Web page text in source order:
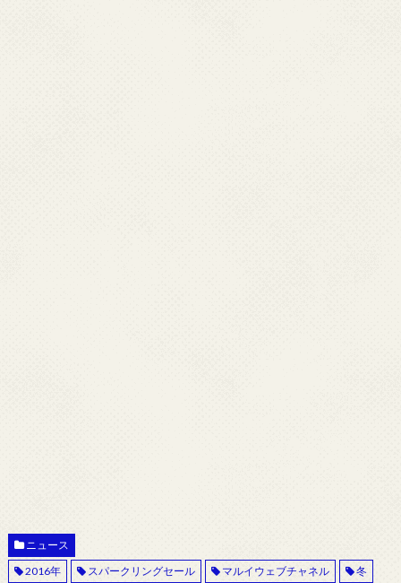
ニュース
2016年
スパークリングセール マルイウェブチャネル 冬